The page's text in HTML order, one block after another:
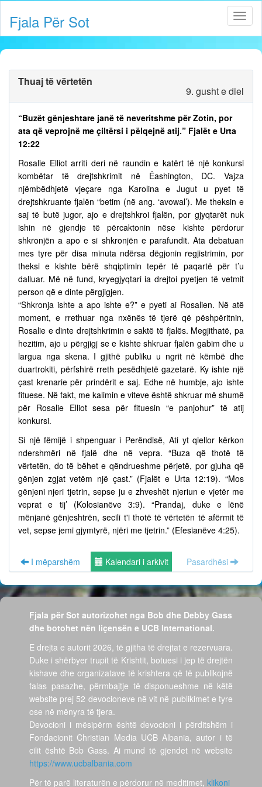
Fjala Për Sot
Thuaj të vërtetën
9. gusht e diel
“Buzët gënjeshtare janë të neveritshme për Zotin, por
ata që veprojnë me çiltërsi i pëlqejnë atij.” Fjalët e Urta
12:22
Rosalie Elliot arriti deri në raundin e katërt të një konkursi
kombëtar të drejtshkrimit në Ëashington, DC. Vajza
njëmbëdhjetë vjeçare nga Karolina e Jugut u pyet të
drejtshkruante fjalën “betim (në ang. ‘avowal’). Me theksin e
saj të butë jugor, ajo e drejtshkroi fjalën, por gjyqtarët nuk
ishin në gjendje të përcaktonin nëse kishte përdorur
shkronjën a apo e si shkronjën e parafundit. Ata debatuan
mes tyre për disa minuta ndërsa dëgjonin regjistrimin, por
theksi e kishte bërë shqiptimin tepër të paqartë për t’u
dalluar. Më në fund, kryegjyqtari ia drejtoi pyetjen të vetmit
person që e dinte përgjigjen.
“Shkronja ishte a apo ishte e?” e pyeti ai Rosalien. Në atë
moment, e rrethuar nga nxënës të tjerë që pëshpëritnin,
Rosalie e dinte drejtshkrimin e saktë të fjalës. Megjithatë, pa
hezitim, ajo u përgjigj se e kishte shkruar fjalën gabim dhe u
largua nga skena. I gjithë publiku u ngrit në këmbë dhe
duartrokiti, përfshirë rreth pesëdhjetë gazetarë. Ky ishte një
çast krenarie për prindërit e saj. Edhe në humbje, ajo ishte
fituese. Në fakt, me kalimin e viteve është shkruar më shumë
për Rosalie Elliot sesa për fituesin “e panjohur” të atij
konkursi.
Si një fëmijë i shpenguar i Perëndisë, Ati yt qiellor kërkon
ndershmëri në fjalë dhe në vepra. “Buza që thotë të
vërtetën, do të bëhet e qëndrueshme përjetë, por gjuha që
gënjen zgjat vetëm një çast.” (Fjalët e Urta 12:19). “Mos
gënjeni njeri tjetrin, sepse ju e zhveshët njeriun e vjetër me
veprat e tij’ (Kolosianëve 3:9). “Prandaj, duke e lënë
mënjanë gënjeshtrën, secili t'i thotë të vërtetën të afërmit të
vet, sepse jemi gjymtyrë, njëri me tjetrin.” (Efesianëve 4:25).
I mëparshëm Kalendari i arkivit Pasardhësi
Fjala për Sot autorizohet nga Bob dhe Debby Gass
dhe botohet nën liçensën e UCB International.
E drejta e autorit 2026, të gjitha të drejtat e rezervuara.
Duke i shërbyer trupit të Krishtit, botuesi i jep të drejtën
kishave dhe organizatave të krishtera që të publikojnë
falas pasazhe, përmbajtje të disponueshme në këtë
website prej 52 devocioneve në vit në publikimet e tyre
ose në mënyra të tjera.
Devocioni i mësipërm është devocioni i përditshëm i
Fondacionit Christian Media UCB Albania, autor i të
cilit është Bob Gass. Ai mund të gjendet në website
https://www.ucbalbania.com
Për të parë literaturën e përdorur në meditimet, klikoni